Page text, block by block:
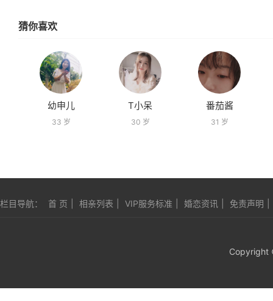
猜你喜欢
幼申儿
33 岁
T小呆
30 岁
番茄酱
31 岁
栏目导航： 首 页 相亲列表 VIP服务标准 婚恋资讯 免责声明
Copyright